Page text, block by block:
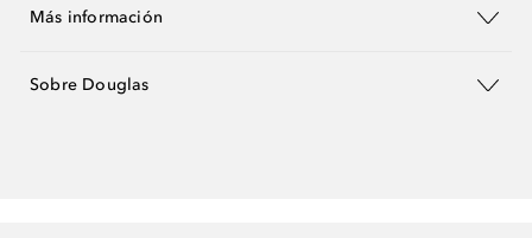
Más información
Sobre Douglas